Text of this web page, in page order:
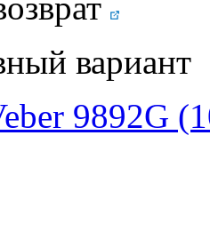
вариант
9892G